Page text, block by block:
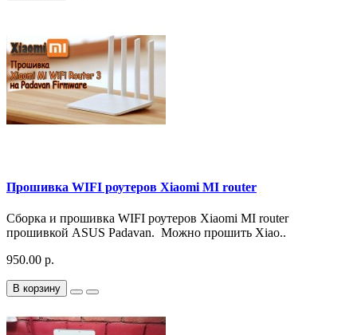
Прошивка WIFI роутеров Xiaomi MI router
Сборка и прошивка WIFI роутеров Xiaomi MI router
прошивкой ASUS Padavan. Можно прошить Xiao..
950.00 р.
В корзину